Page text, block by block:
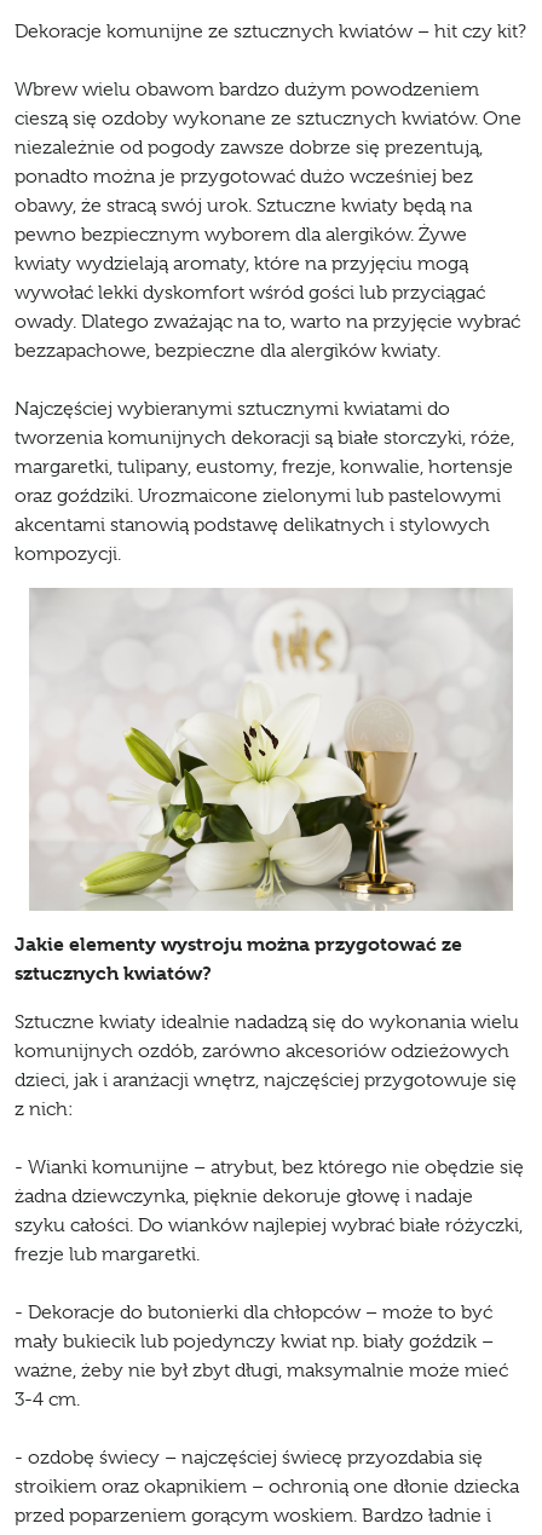
Dekoracje komunijne ze sztucznych kwiatów – hit czy kit?
Wbrew wielu obawom bardzo dużym powodzeniem
cieszą się ozdoby wykonane ze sztucznych kwiatów. One
niezależnie od pogody zawsze dobrze się prezentują,
ponadto można je przygotować dużo wcześniej bez
obawy, że stracą swój urok. Sztuczne kwiaty będą na
pewno bezpiecznym wyborem dla alergików. Żywe
kwiaty wydzielają aromaty, które na przyjęciu mogą
wywołać lekki dyskomfort wśród gości lub przyciągać
owady. Dlatego zważając na to, warto na przyjęcie wybrać
bezzapachowe, bezpieczne dla alergików kwiaty.
Najczęściej wybieranymi sztucznymi kwiatami do
tworzenia komunijnych dekoracji są białe storczyki, róże,
margaretki, tulipany, eustomy, frezje, konwalie, hortensje
oraz goździki. Urozmaicone zielonymi lub pastelowymi
akcentami stanowią podstawę delikatnych i stylowych
kompozycji.
Jakie elementy wystroju można przygotować ze
sztucznych kwiatów?
Sztuczne kwiaty idealnie nadadzą się do wykonania wielu
komunijnych ozdób, zarówno akcesoriów odzieżowych
dzieci, jak i aranżacji wnętrz, najczęściej przygotowuje się
z nich:
- Wianki komunijne – atrybut, bez którego nie obędzie się
żadna dziewczynka, pięknie dekoruje głowę i nadaje
szyku całości. Do wianków najlepiej wybrać białe różyczki,
frezje lub margaretki.
- Dekoracje do butonierki dla chłopców – może to być
mały bukiecik lub pojedynczy kwiat np. biały goździk –
ważne, żeby nie był zbyt długi, maksymalnie może mieć
3-4 cm.
- ozdobę świecy – najczęściej świecę przyozdabia się
stroikiem oraz okapnikiem – ochronią one dłonie dziecka
przed poparzeniem gorącym woskiem. Bardzo ładnie i